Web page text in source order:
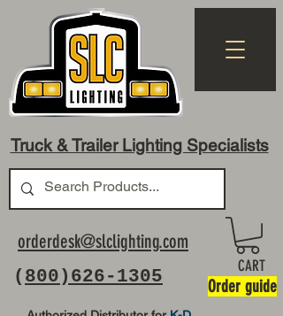
Truck & Trailer Lighting Specialists
( 800)626-1305
orderdesk@slclighting.com
CART
Order guide